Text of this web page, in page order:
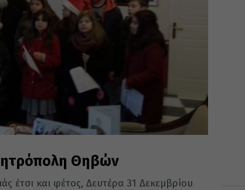
Θηβών
έτσι και φέτος, Δευτέρα 31 Δεκεμβρίου